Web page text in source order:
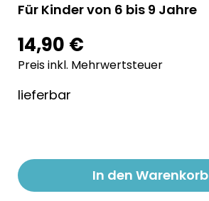
Für Kinder von 6 bis 9 Jahre
14,90 €
Preis inkl. Mehrwertsteuer
lieferbar
In den Warenkorb